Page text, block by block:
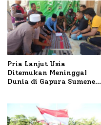
Pria Lanjut Usia
Ditemukan Meninggal
Dunia di Gapura Sumenep,